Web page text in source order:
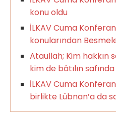
konu oldu
İLKAV Cuma
konularından
Ataullah; Kim hakkın
kim de bâtılın
İLKAV Cuma
birlikte Lübnan’a da